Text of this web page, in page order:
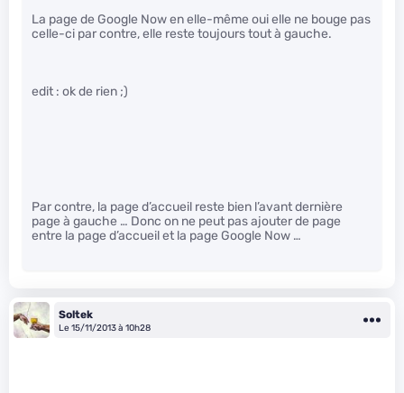
La page de Google Now en elle-même oui elle ne bouge pas
celle-ci par contre, elle reste toujours tout à gauche.
edit : ok de rien ;)
Par contre, la page d’accueil reste bien l’avant dernière
page à gauche … Donc on ne peut pas ajouter de page
entre la page d’accueil et la page Google Now …
Soltek
Le 15/11/2013 à 10h28